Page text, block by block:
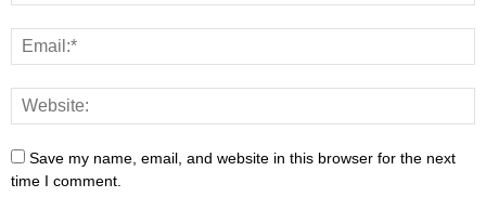
Save my name, email, and website in this browser for the next
time I comment.